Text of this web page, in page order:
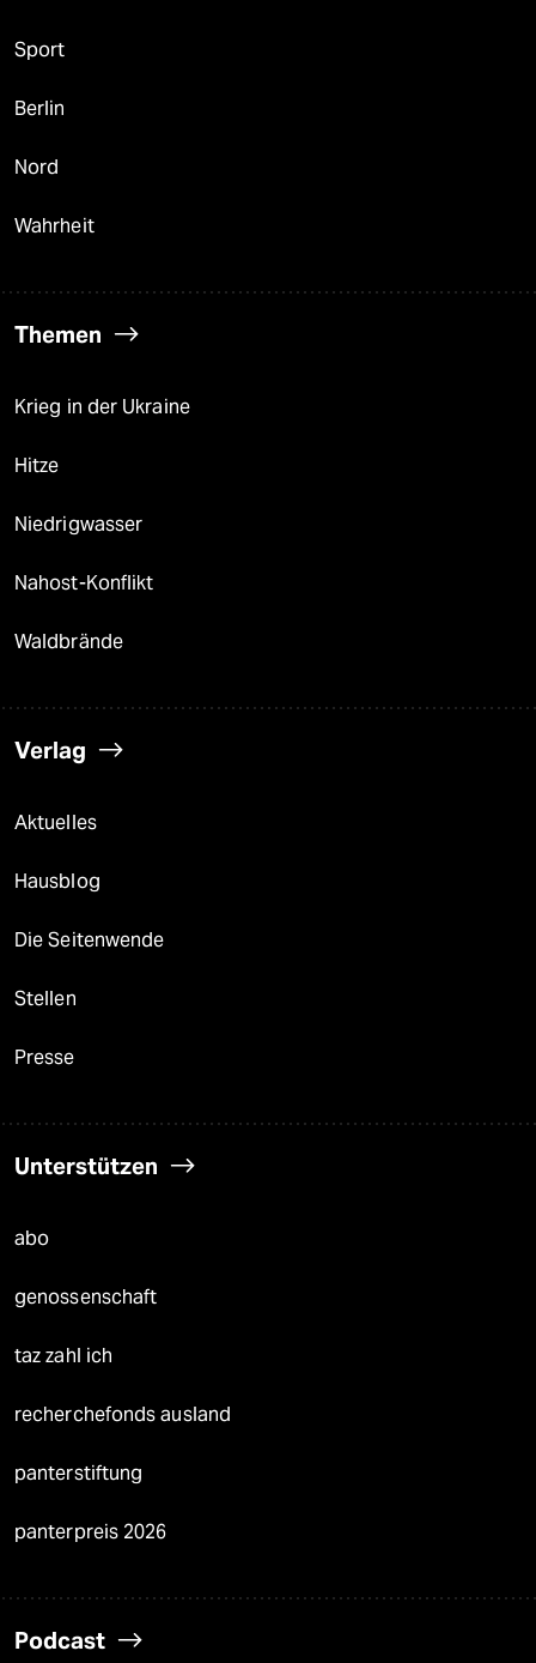
Sport
Berlin
Nord
Wahrheit
Themen
Krieg in der Ukraine
Hitze
Niedrigwasser
Nahost-Konflikt
Waldbrände
Verlag
Aktuelles
Hausblog
Die Seitenwende
Stellen
Presse
Unterstützen
abo
genossenschaft
taz zahl ich
recherchefonds ausland
panterstiftung
panterpreis 2026
Podcast